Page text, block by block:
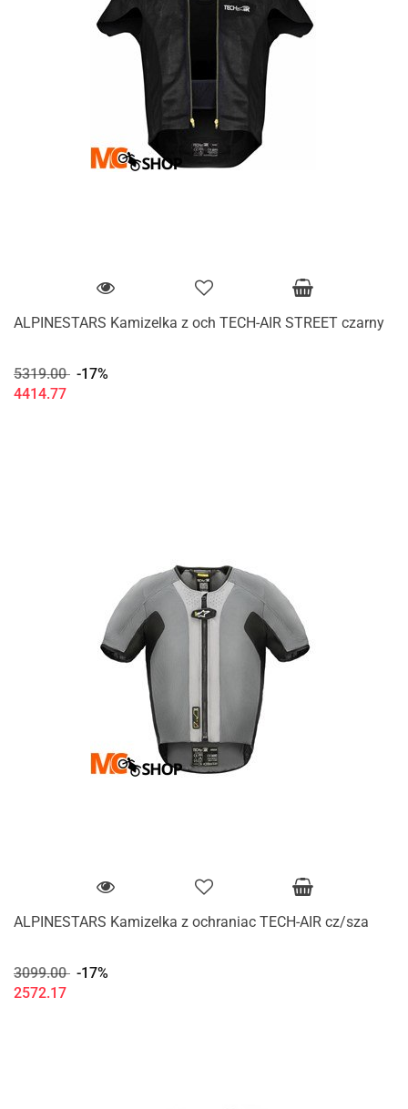
ALPINESTARS Kamizelka z och TECH-AIR STREET czarny
5319.00 -17%
4414.77
ALPINESTARS Kamizelka z ochraniac TECH-AIR cz/sza
3099.00 -17%
2572.17